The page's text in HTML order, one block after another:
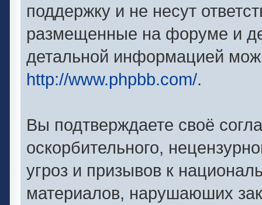
поддержку и не несут
размещенные на форуме и
детальной информацией
http://www.phpbb.com/.
Вы подтверждаете своё
оскорбительного,
угроз и призывов к
материалов, нарушаюших